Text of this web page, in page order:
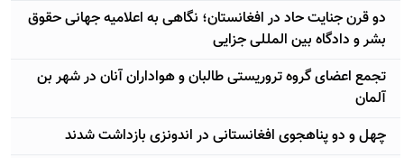
دو قرن جنایت حاد در افغانستان؛ نگاهی به اعلامیه جهانی حقوق
بشر و دادگاه بین المللی جزایی
تجمع اعضای گروه تروریستی طالبان و هواداران آنان در شهر بن
آلمان
چهل و دو پناهجوی افغانستانی در اندونزی بازداشت شدند